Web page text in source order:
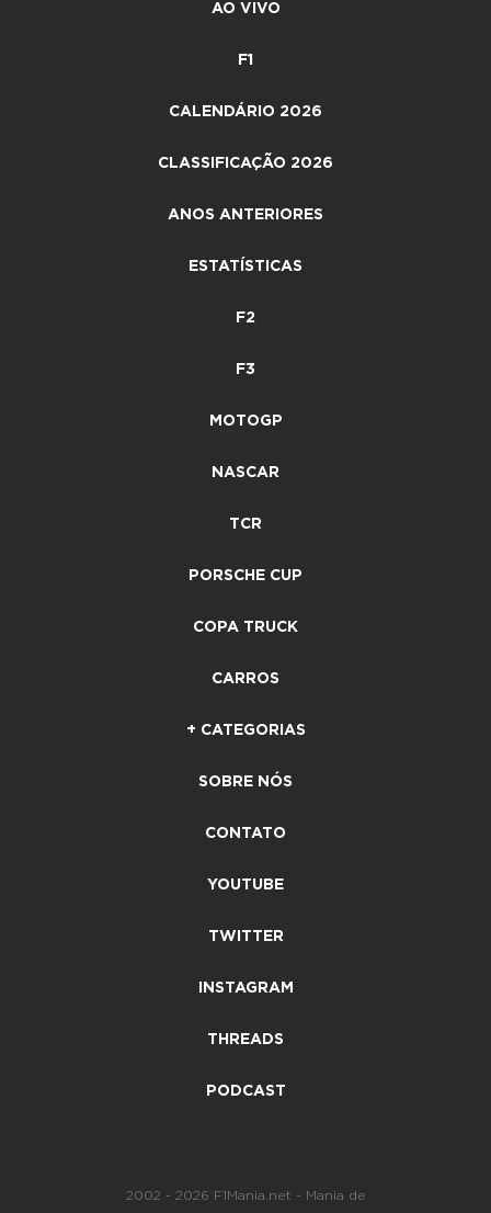
AO VIVO
F1
CALENDÁRIO 2026
CLASSIFICAÇÃO 2026
ANOS ANTERIORES
ESTATÍSTICAS
F2
F3
MOTOGP
NASCAR
TCR
PORSCHE CUP
COPA TRUCK
CARROS
+ CATEGORIAS
SOBRE NÓS
CONTATO
YOUTUBE
TWITTER
INSTAGRAM
THREADS
PODCAST
2002 - 2026 F1Mania.net - Mania de